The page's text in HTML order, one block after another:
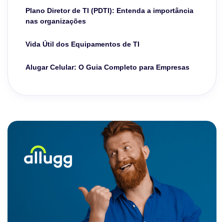
Plano Diretor de TI (PDTI): Entenda a importância
nas organizações
Vida Útil dos Equipamentos de TI
Alugar Celular: O Guia Completo para Empresas